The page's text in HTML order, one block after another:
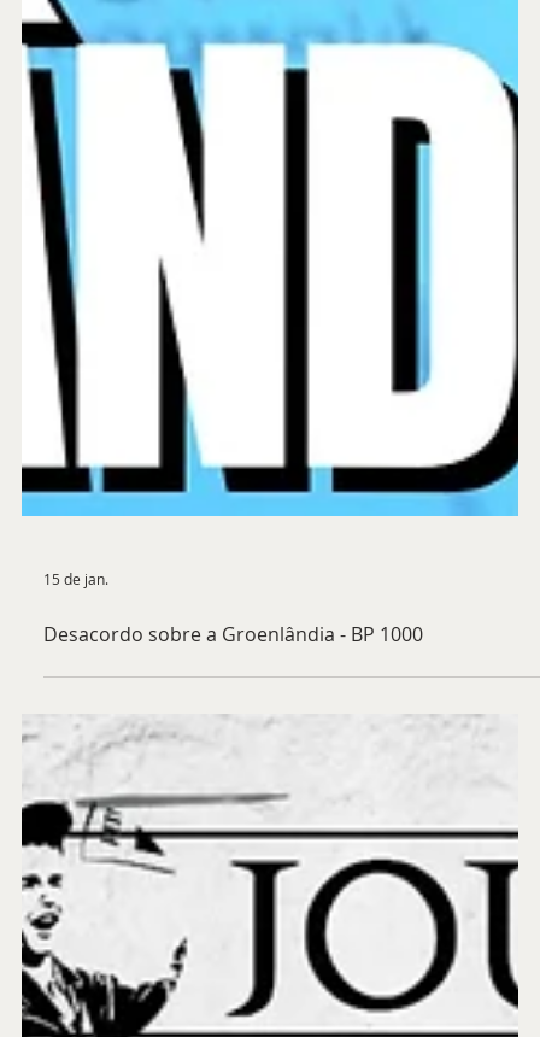
15 de jan.
Desacordo sobre a Groenlândia - BP 1000